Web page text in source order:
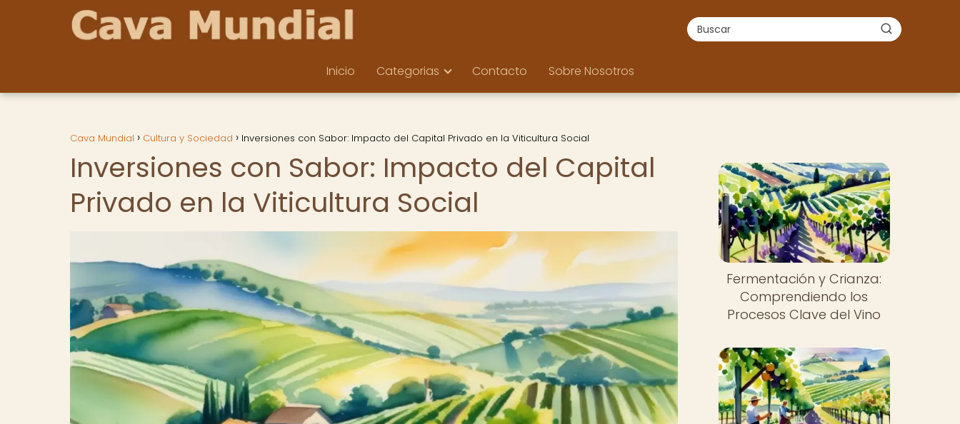
Inicio Categorias Contacto Sobre Nosotros
Cava Mundial Cultura y Sociedad Inversiones con Sabor: Impacto del Capital Privado en la Viticultura Social
Inversiones con Sabor: Impacto del Capital
Privado en la Viticultura Social
Fermentación y Crianza:
Comprendiendo los
Procesos Clave del Vino